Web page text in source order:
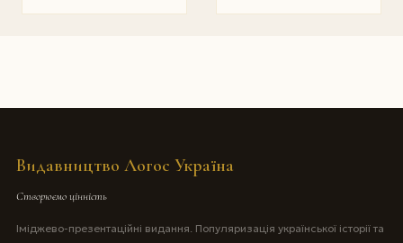
Видавництво Логос Україна
Створюємо цінність
Іміджево-презентаційні видання. Популяризація української історії та